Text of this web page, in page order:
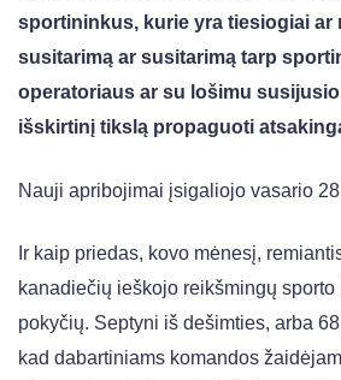
sportininkus, kurie yra tiesiogiai ar
susitarimą ar susitarimą tarp
operatoriaus ar su lošimu
išskirtinį tikslą propaguoti
Nauji apribojimai įsigaliojo vasario 28
Ir kaip priedas, kovo mėnesį,
kanadiečių ieškojo reikšmingų
pokyčių. Septyni iš dešimties, arba
kad dabartiniams komandos